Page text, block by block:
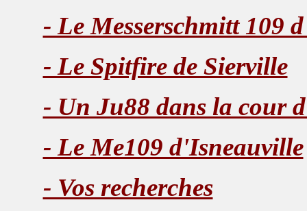
- Le Messerschmitt 109
- Le Spitfire de Sierville
- Un Ju88 dans la cour
- Le Me109 d'Isneauville
- Vos recherches